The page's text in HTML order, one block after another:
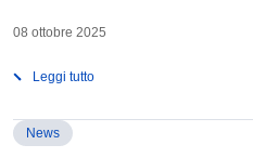
08 ottobre 2025
Leggi tutto
News